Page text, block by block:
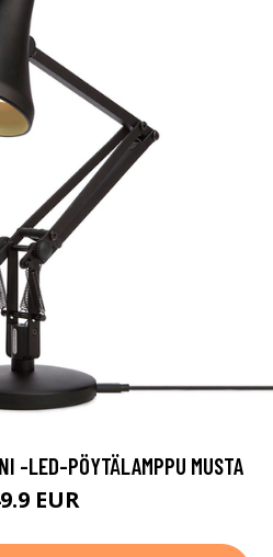
-LED-PÖYTÄLAMPPU MUSTA
EUR